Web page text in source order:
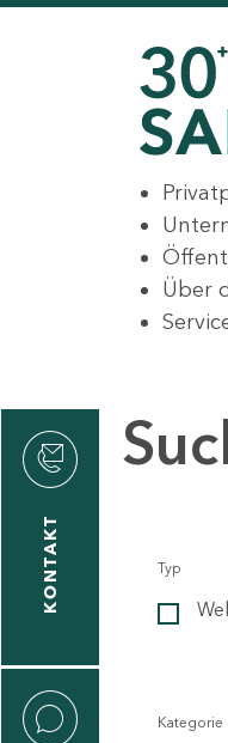
Über
KONTAKT Typ
Kategorie